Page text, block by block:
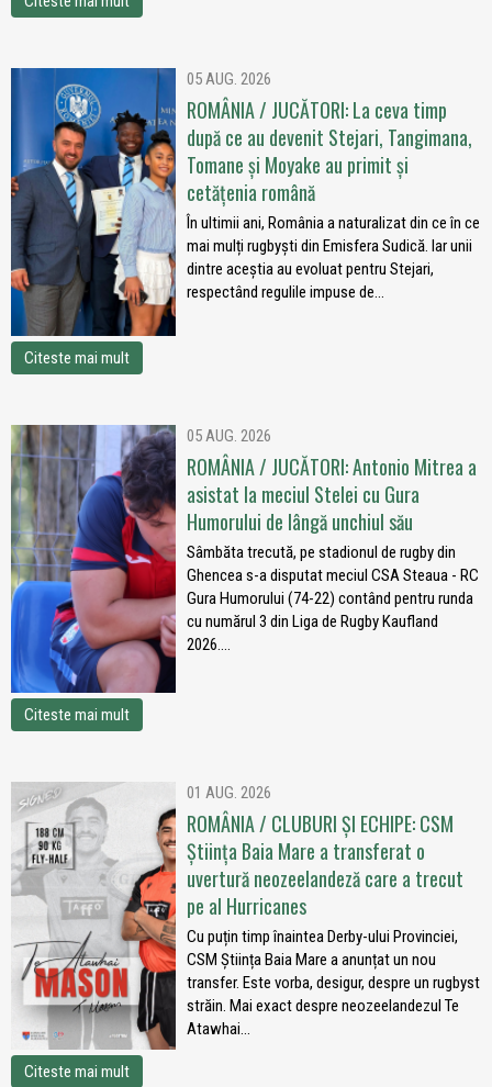
05 AUG. 2026
ROMÂNIA / JUCĂTORI: La ceva timp
după ce au devenit Stejari, Tangimana,
Tomane și Moyake au primit și
cetățenia română
În ultimii ani, România a naturalizat din ce în ce
mai mulți rugbyști din Emisfera Sudică. Iar unii
dintre aceștia au evoluat pentru Stejari,
respectând regulile impuse de...
Citeste mai mult
05 AUG. 2026
ROMÂNIA / JUCĂTORI: Antonio Mitrea a
asistat la meciul Stelei cu Gura
Humorului de lângă unchiul său
Sâmbăta trecută, pe stadionul de rugby din
Ghencea s-a disputat meciul CSA Steaua - RC
Gura Humorului (74-22) contând pentru runda
cu numărul 3 din Liga de Rugby Kaufland
2026....
Citeste mai mult
01 AUG. 2026
ROMÂNIA / CLUBURI ȘI ECHIPE: CSM
Știința Baia Mare a transferat o
uvertură neozeelandeză care a trecut
pe al Hurricanes
Cu puțin timp înaintea Derby-ului Provinciei,
CSM Știința Baia Mare a anunțat un nou
transfer. Este vorba, desigur, despre un rugbyst
străin. Mai exact despre neozeelandezul Te
Atawhai...
Citeste mai mult